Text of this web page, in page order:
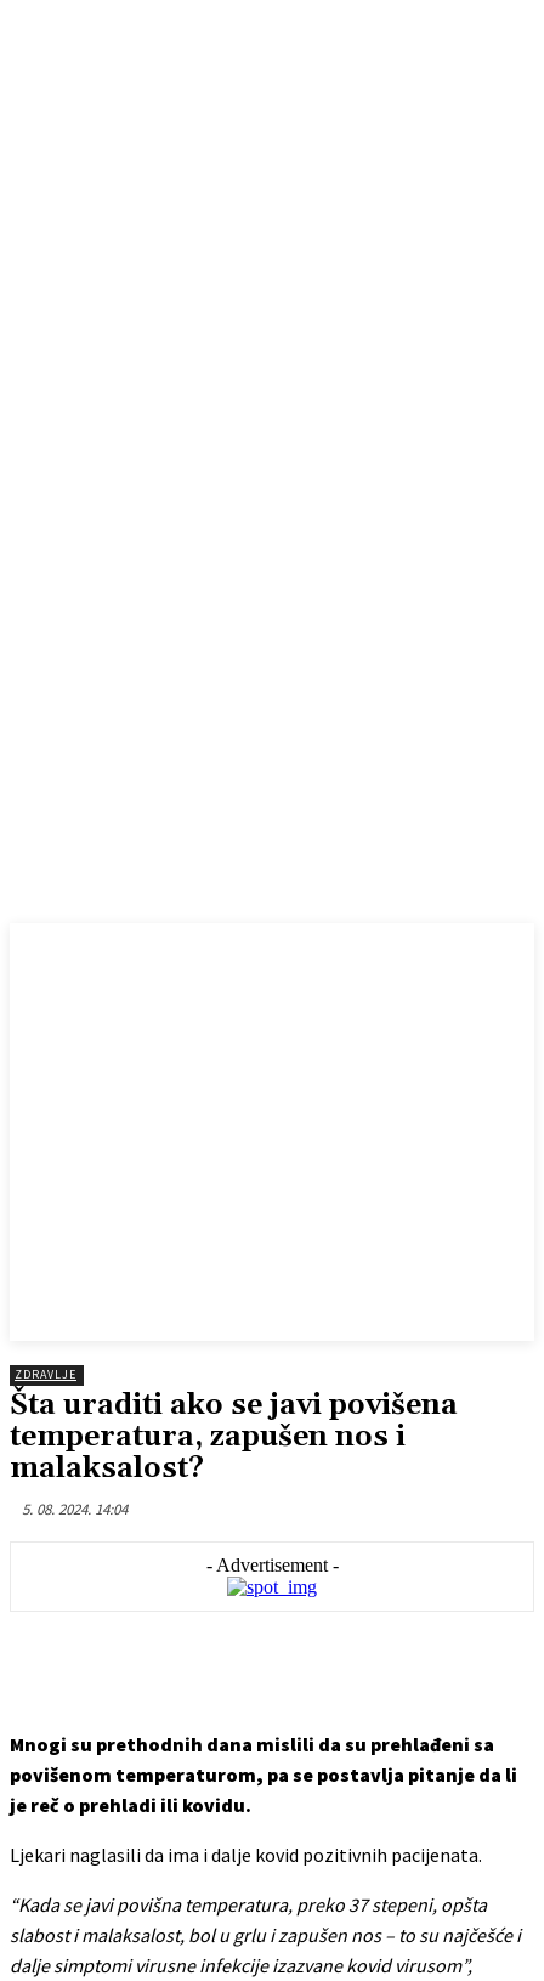
ZDRAVLJE
Šta uraditi ako se javi povišena
temperatura, zapušen nos i
malaksalost?
5. 08. 2024. 14:04
- Advertisement -
Mnogi su prethodnih dana mislili da su prehlađeni sa
povišenom temperaturom, pa se postavlja pitanje da li
je reč o prehladi ili kovidu.
Ljekari naglasili da ima i dalje kovid pozitivnih pacijenata.
“Kada se javi povišna temperatura, preko 37 stepeni, opšta
slabost i malaksalost, bol u grlu i zapušen nos – to su najčešće i
dalje simptomi virusne infekcije izazvane kovid virusom”,